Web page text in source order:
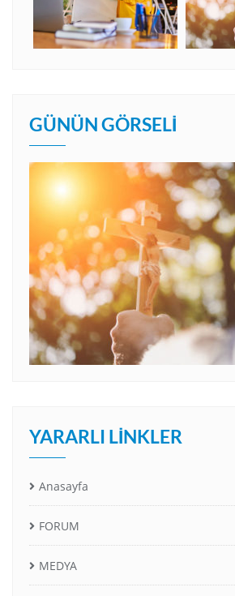
GÜNÜN GÖRSELI
YARARLI LINKLER
Anasayfa
FORUM
MEDYA